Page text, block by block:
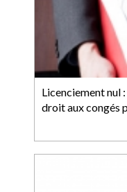
Licenciement nul
droit aux congés